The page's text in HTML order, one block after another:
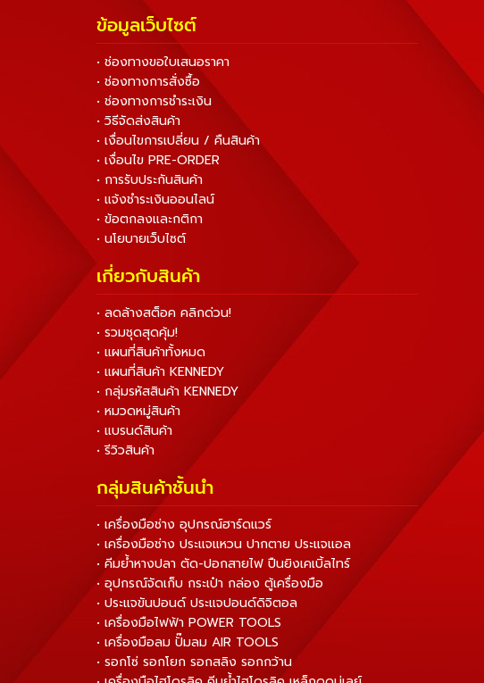
ข้อมูลเว็บไซต์
• ช่องทางขอใบเสนอราคา
• ช่องทางการสั่งซื้อ
• ช่องทางการชำระเงิน
• วิธีจัดส่งสินค้า
• เงื่อนไขการเปลี่ยน / คืนสินค้า
• เงื่อนไข PRE-ORDER
• การรับประกันสินค้า
• แจ้งชำระเงินออนไลน์
• ข้อตกลงและกติกา
• นโยบายเว็บไซต์
เกี่ยวกับสินค้า
• ลดล้างสต็อค คลิกด่วน!
• รวมชุดสุดคุ้ม!
• แผนที่สินค้าทั้งหมด
• แผนที่สินค้า KENNEDY
• กลุ่มรหัสสินค้า KENNEDY
• หมวดหมู่สินค้า
• แบรนด์สินค้า
• รีวิวสินค้า
กลุ่มสินค้าชั้นนำ
• เครื่องมือช่าง อุปกรณ์ฮาร์ดแวร์
• เครื่องมือช่าง ประแจแหวน ปากตาย ประแจแอล
• คีมย้ำหางปลา ตัด-ปอกสายไฟ ปืนยิงเคเบิ้ลไทร์
• อุปกรณ์จัดเก็บ กระเป๋า กล่อง ตู้เครื่องมือ
• ประแจขันปอนด์ ประแจปอนด์ดิจิตอล
• เครื่องมือไฟฟ้า POWER TOOLS
• เครื่องมือลม ปั๊มลม AIR TOOLS
• รอกโซ่ รอกโยก รอกสลิง รอกกว้าน